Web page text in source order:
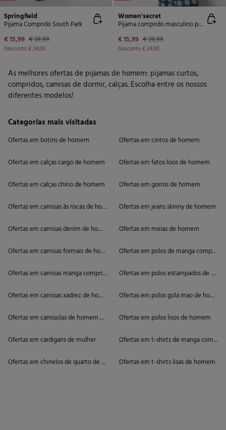
Springfield
Pijama Comprido South Park
€ 15,99 € 39,99
Desconto€ 24,00
Women'secret
Pijama comprido masculino polar Blue Muppet
€ 15,99 € 39,99
Desconto€ 24,00
As melhores ofertas de pijamas de homem: pijamas curtos,
compridos, camisas de dormir, calças. Escolha entre os nossos
diferentes modelos!
Categorías mais visitadas
Ofertas em botins de homem
Ofertas em calças cargo de homem
Ofertas em calças chino de homem
Ofertas em camisas às riscas de homem
Ofertas em camisas denim de homem
Ofertas em camisas formais de homem
Ofertas em camisas manga comprida de homem
Ofertas em camisas xadrez de homem
Ofertas em camisolas de homem de gola alta
Ofertas em cardigans de mulher
Ofertas em chinelos de quarto de homem
Ofertas em cintos de homem
Ofertas em fatos lisos de homem
Ofertas em gorros de homem
Ofertas em jeans skinny de homem
Ofertas em meias de homem
Ofertas em polos de manga comprida
Ofertas em polos estampados de
Ofertas em polos gola mao de homem
Ofertas em polos lisos de homem
Ofertas em t-shirts de manga
Ofertas em t-shirts lisas de homem